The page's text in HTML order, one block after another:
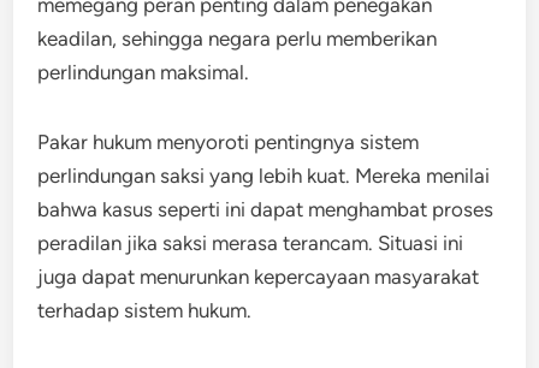
keadilan, sehingga negara perlu memberikan
perlindungan maksimal.
Pakar hukum menyoroti pentingnya sistem
perlindungan saksi yang lebih kuat. Mereka menilai
bahwa kasus seperti ini dapat menghambat proses
peradilan jika saksi merasa terancam. Situasi ini
juga dapat menurunkan kepercayaan masyarakat
terhadap sistem hukum.